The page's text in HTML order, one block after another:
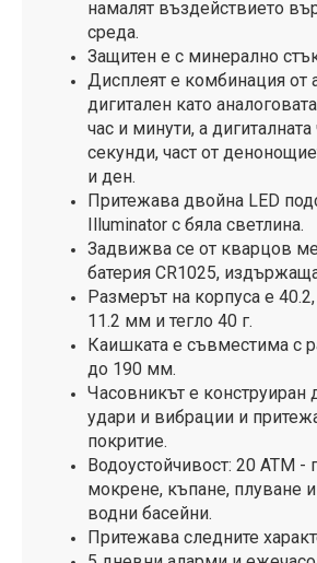
намалят въздействието
среда.
Защитен е с минерално
Дисплеят е комбинация от
дигитален като
час и минути, а
секунди, част от
и ден.
Притежава двойна LED
Illuminator с бяла светлина.
Задвижва се от кварцов
батерия CR1025,
Размерът на корпуса е
11.2 мм и тегло 40 г.
Каишката е съвместима с
до 190 мм.
Часовникът е конструиран
удари и вибрации и
покритие.
Водоустойчивост: 20 ATM -
мокрене, къпане, плуване
водни басейни.
Притежава следните